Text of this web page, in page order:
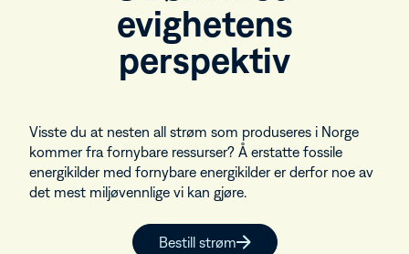
evighetens
perspektiv
Visste du at nesten all strøm som produseres i Norge
kommer fra fornybare ressurser? Å erstatte fossile
energikilder med fornybare energikilder er derfor noe av
det mest miljøvennlige vi kan gjøre.
Bestill strøm